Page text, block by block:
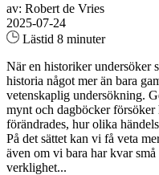
av: Robert de Vries
2025-07-24
Lästid 8 minuter
När en historiker undersöker
historia något mer än bara
vetenskaplig undersökning.
mynt och dagböcker
förändrades, hur olika
På det sättet kan vi få veta
även om vi bara har kvar
verklighet...